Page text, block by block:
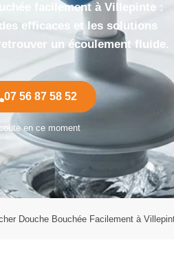
facilement à Villepinte :
efficaces et les solutions
un écoulement fluide.
07 56 87 58 52
en ce moment
Douche Bouchée Facilement à